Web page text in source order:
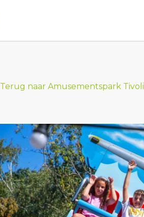
Terug naar Amusementspark Tivoli